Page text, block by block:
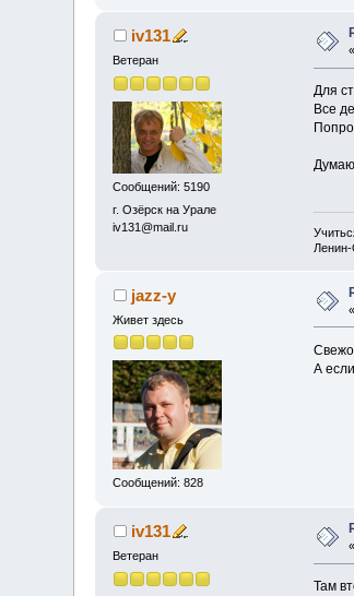
iv131
Ветеран
Сообщений: 5190
г. Озёрск на Урале
iv131@mail.ru
Для
Все
Думаю
jazz-y
Живет здесь
Сообщений: 828
Свежо.
А
iv131
Ветеран
Там